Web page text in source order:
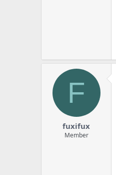
F
fuxifux
Member